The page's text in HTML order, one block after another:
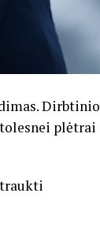
Dirbtinio
plėtrai